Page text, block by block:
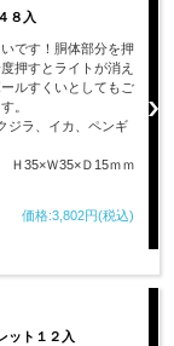
８入
です！胴体部分を押
押すとライトが消え
ルすくいとしてもご
。
ジラ、イカ、ペンギ
35×Ｗ35×Ｄ15ｍｍ
価格:3,802円(税込)
ット１２入